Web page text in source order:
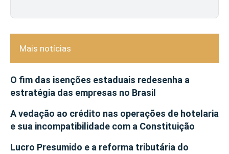
Mais notícias
O fim das isenções estaduais redesenha a
estratégia das empresas no Brasil
A vedação ao crédito nas operações de hotelaria
e sua incompatibilidade com a Constituição
Lucro Presumido e a reforma tributária do